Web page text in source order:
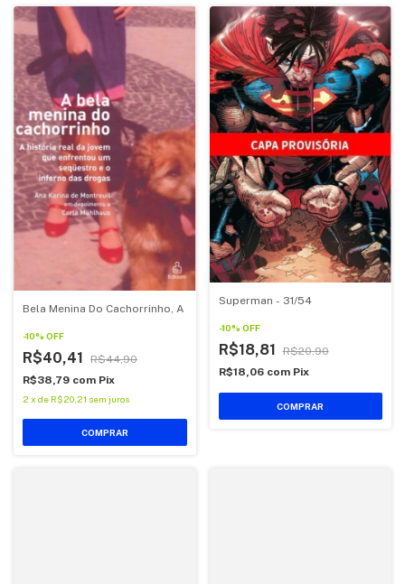
Bela Menina Do Cachorrinho, A
-10% OFF
R$40,41
R$44,90
R$38,79 com Pix
2 x de R$20,21 sem juros
COMPRAR
Superman - 31/54
-10% OFF
R$18,81
R$20,90
R$18,06 com Pix
COMPRAR